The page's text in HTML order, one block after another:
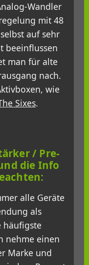
Wandler
mit 48
auf sehr
beeinflussen
man für alte
nach.
wie
Sixes.
/ Pre-
die Info
alle Geräte
als
häufigste
nehme einen
Marke und